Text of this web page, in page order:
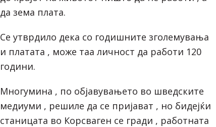
да зема плата.
Се утврдило дека со годишните зголемувања
и платата , може таа личност да работи 120
години.
Многумина , по објавувањето во шведските
медиуми , решиле да се пријават , но бидејќи
станицата во Корсваген се гради , работната